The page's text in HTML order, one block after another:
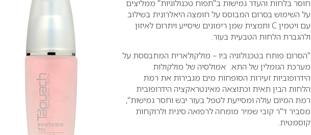
חוסר בלחות והעדר גמישות ב"תפוח טכנולוגיות" ממליצים
על השימוש בסרום המבוסס על חומצה היאלרונית בשילוב
עם ויטמין C ותמצית שמן רימונים שיסייע ויתרום לאיזון
ולהגברת הלחות הטבעית בעור.
"הסרום פותח בטכנולוגיה ביו – מולקולארית המתבססת על
מערכת הגומלין של התא. אמולסיה של מולקולות
הידרופוביות זעירות הסופחות מים מגבירות את רמת
הלחות הבין תאית וכתוצאה מאינטראקציה הידרופובית
רמת המיום עולה ומסייעת לטפל בעור יבש וחסר גמישות",
מסביר ד"ר קובי שמיר מומחה לרפואה סינית ולרוקחות
קוסמטית.